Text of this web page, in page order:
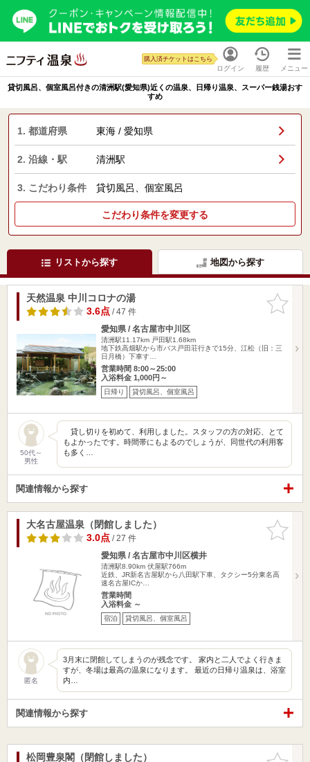
ログイン
購入済チケットはこちら
履歴 メニュー
貸切風呂、個室風呂付きの清洲駅(愛知県)近くの温泉、日帰り温泉、スーパー銭湯おす
すめ
1. 都道府県 東海 / 愛知県
2. 沿線・駅 清洲駅
3. こだわり条件 貸切風呂、個室風呂
こだわり条件を変更する
リストから探す 地図から探す
お気に入
りに追加
天然温泉 中川コロナの湯
3.6点/ 47 件
愛知県 / 名古屋市中川区
清洲駅11.17km 戸田駅1.68km
地下鉄高畑駅から市バス戸田荘行きで15分、江松（旧：三
日月橋）下車す…
営業時間 8:00～25:00
入浴料金 1,000円～
日帰り 貸切風呂、個室風呂
50代～
男性
貸し切りを初めて、利用しました。スタッフの方の対応、とて
もよかったです。時間帯にもよるのでしょうが、同世代の利用客
も多く…
関連情報から探す
お気に入
りに追加
大名古屋温泉（閉館しました）
3.0点/ 27 件
愛知県 / 名古屋市中川区横井
清洲駅8.90km 伏屋駅766m
近鉄、JR新名古屋駅から八田駅下車、タクシー5分東名高
速名古屋ICか…
営業時間
入浴料金 ～
宿泊 貸切風呂、個室風呂
匿名
3月末に閉館してしまうのが残念です。 家内と二人でよく行きま
すが、冬場は最高の温泉になります。 最近の日帰り温泉は、浴室
内…
関連情報から探す
お気に入
松岡豊泉閣（閉館しました）